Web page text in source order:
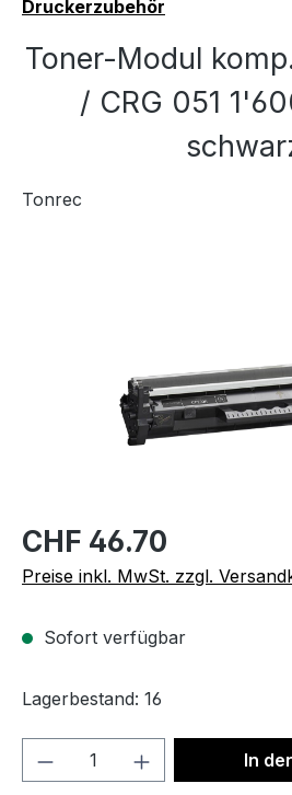
Druckerzubehör
Toner-Modul
/ CRG 051
Tonrec
CHF 46.70
Preise inkl. MwSt. zzgl.
Sofort verfügbar
Lagerbestand: 16
Produkt Anzahl: Gib
In